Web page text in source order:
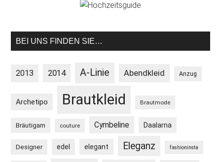
BEI UNS FINDEN SIE…
2013 2014 A-Linie Abendkleid Anzug
Archetipo Brautkleid Brautmode
Bräutigam couture Cymbeline Daalarna
Designer edel elegant Eleganz fashioninsta